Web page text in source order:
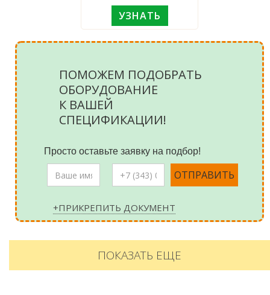
УЗНАТЬ
ПОМОЖЕМ ПОДОБРАТЬ
ОБОРУДОВАНИЕ
К ВАШЕЙ
СПЕЦИФИКАЦИИ!
Просто оставьте заявку на подбор!
+ПРИКРЕПИТЬ ДОКУМЕНТ
ПОКАЗАТЬ ЕЩЕ